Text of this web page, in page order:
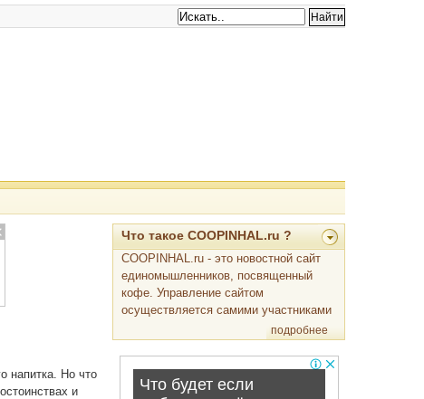
напитка. Но что
и
Что такое COOPINHAL.ru ?
COOPINHAL.ru - это новостной сайт
единомышленников, посвященный
кофе. Управление сайтом
осуществляется самими участниками
подробнее